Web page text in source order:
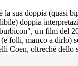
la sua doppia (quasi
doppia
un film del
folli, manco a dirlo)
Coen, oltreché dello